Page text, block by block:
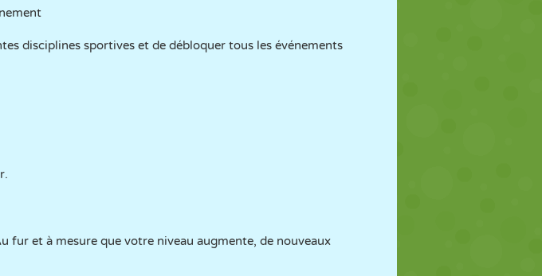
disciplines sportives et de débloquer tous les événements
fur et à mesure que votre niveau augmente, de nouveaux